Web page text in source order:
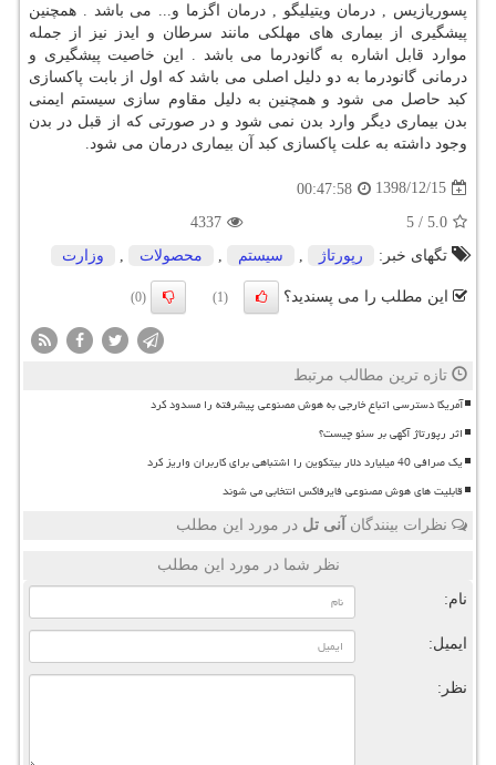
پسوریازیس , درمان ویتیلیگو , درمان اگزما و... می باشد . همچنین
پیشگیری از بیماری های مهلکی مانند سرطان و ایدز نیز از جمله
موارد قابل اشاره به گانودرما می باشد . این خاصیت پیشگیری و
درمانی گانودرما به دو دلیل اصلی می باشد که اول از بابت پاکسازی
کبد حاصل می شود و همچنین به دلیل مقاوم سازی سیستم ایمنی
بدن بیماری دیگر وارد بدن نمی شود و در صورتی که از قبل در بدن
وجود داشته به علت پاکسازی کبد آن بیماری درمان می شود.
1398/12/15
00:47:58
5.0
/
5
4337
تگهای خبر:
رپورتاژ سیستم محصولات وزارت
این مطلب را می پسندید؟ (1)
(0)
تازه ترین مطالب مرتبط
آمریکا دسترسی اتباع خارجی به هوش مصنوعی پیشرفته را مسدود کرد
اثر رپورتاژ آگهی بر سئو چیست؟
یک صرافی 40 میلیارد دلار بیتکوین را اشتباهی برای کاربران واریز کرد
قابلیت های هوش مصنوعی فایرفاکس انتخابی می شوند
نظرات بینندگان آنی تل در مورد این مطلب
نظر شما در مورد این مطلب
نام:
ایمیل:
نظر: